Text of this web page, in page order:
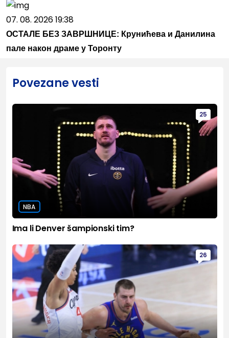
07. 08. 2026 19:38
ОСТАЛЕ БЕЗ ЗАВРШНИЦЕ: Крунићева и Данилина
пале након драме у Торонту
Povezane vesti
25
NBA
Ima li Denver šampionski tim?
26